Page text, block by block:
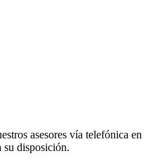
asesores vía telefónica en
su disposición.